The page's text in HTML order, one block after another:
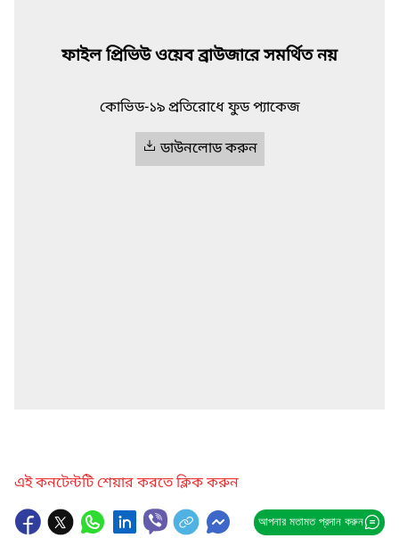
ফাইল প্রিভিউ ওয়েব ব্রাউজারে সমর্থিত নয়
কোভিড-১৯ প্রতিরোধে ফুড প্যাকেজ
ডাউনলোড করুন
এই কনটেন্টটি শেয়ার করতে ক্লিক করুন
আপনার মতামত প্রদান করুন